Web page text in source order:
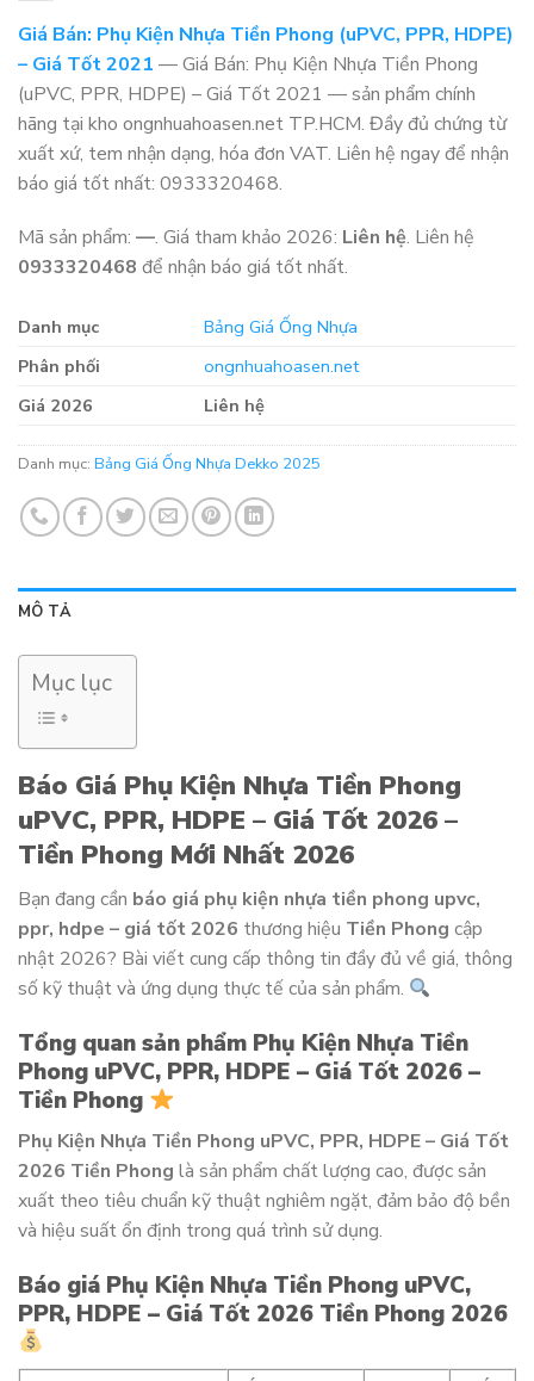
Giá Bán: Phụ Kiện Nhựa Tiền Phong (uPVC, PPR, HDPE)
– Giá Tốt 2021 — Giá Bán: Phụ Kiện Nhựa Tiền Phong
(uPVC, PPR, HDPE) – Giá Tốt 2021 — sản phẩm chính
hãng tại kho ongnhuahoasen.net TP.HCM. Đầy đủ chứng từ
xuất xứ, tem nhận dạng, hóa đơn VAT. Liên hệ ngay để nhận
báo giá tốt nhất: 0933320468.
Mã sản phẩm: —. Giá tham khảo 2026: Liên hệ. Liên hệ
0933320468 để nhận báo giá tốt nhất.
Danh mục
Bảng Giá Ống Nhựa
Phân phối
ongnhuahoasen.net
Giá 2026
Liên hệ
Danh mục: Bảng Giá Ống Nhựa Dekko 2025
MÔ TẢ
Mục lục
Báo Giá Phụ Kiện Nhựa Tiền Phong
uPVC, PPR, HDPE – Giá Tốt 2026 –
Tiền Phong Mới Nhất 2026
Bạn đang cần báo giá phụ kiện nhựa tiền phong upvc,
ppr, hdpe – giá tốt 2026 thương hiệu Tiền Phong cập
nhật 2026? Bài viết cung cấp thông tin đầy đủ về giá, thông
số kỹ thuật và ứng dụng thực tế của sản phẩm.
Tổng quan sản phẩm Phụ Kiện Nhựa Tiền
Phong uPVC, PPR, HDPE – Giá Tốt 2026 –
Tiền Phong
Phụ Kiện Nhựa Tiền Phong uPVC, PPR, HDPE – Giá Tốt
2026 Tiền Phong là sản phẩm chất lượng cao, được sản
xuất theo tiêu chuẩn kỹ thuật nghiêm ngặt, đảm bảo độ bền
và hiệu suất ổn định trong quá trình sử dụng.
Báo giá Phụ Kiện Nhựa Tiền Phong uPVC,
PPR, HDPE – Giá Tốt 2026 Tiền Phong 2026